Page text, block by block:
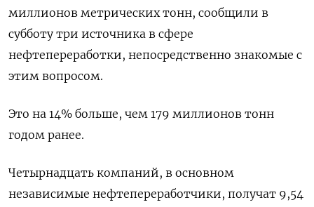
миллионов метрических тонн, сообщили в
субботу три источника в сфере
нефтепереработки, непосредственно знакомые с
этим вопросом.
Это на 14% больше, чем 179 миллионов тонн
годом ранее.
Четырнадцать компаний, в основном
независимые нефтепереработчики, получат 9,54